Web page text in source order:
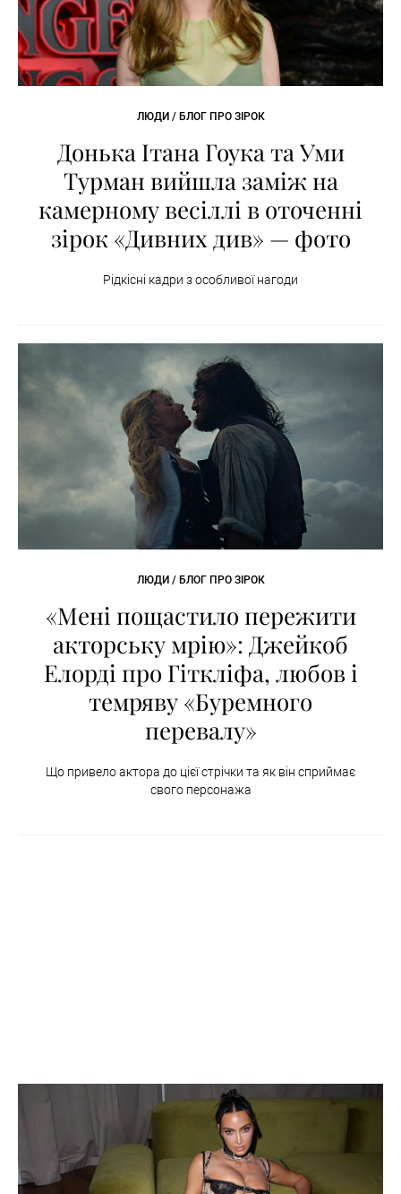
ЛЮДИ / БЛОГ ПРО ЗІРОК
Донька Ітана Гоука та Уми
Турман вийшла заміж на
камерному весіллі в оточенні
зірок «Дивних див» — фото
Рідкісні кадри з особливої нагоди
ЛЮДИ / БЛОГ ПРО ЗІРОК
«Мені пощастило пережити
акторську мрію»: Джейкоб
Елорді про Гіткліфа, любов і
темряву «Буремного
перевалу»
Що привело актора до цієї стрічки та як він сприймає
свого персонажа